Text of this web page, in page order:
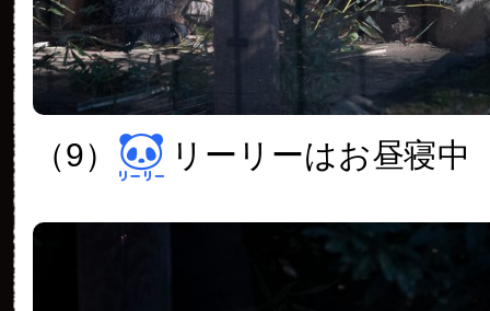
（9） リーリーはお昼寝中